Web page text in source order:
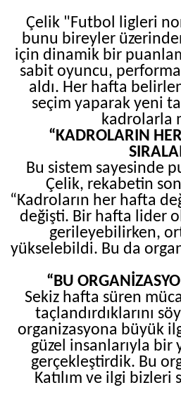
Çelik "Futbol ligleri
bunu bireyler
için dinamik bir
sabit oyuncu,
aldı. Her hafta
seçim yaparak yeni
kadrolarla
“KADROLARIN
Bu sistem sayesinde
Çelik, rekabetin
“Kadroların her hafta
değişti. Bir hafta lider
gerileyebilirken,
yükselebildi. Bu da
“BU
Sekiz hafta süren
taçlandırdıklarını
organizasyona büyük
güzel insanlarıyla bir
gerçekleştirdik. Bu
Katılım ve ilgi